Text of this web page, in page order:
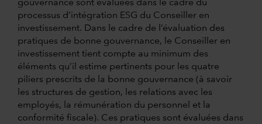
gouvernance sont évaluées dans le cadre du
processus d’intégration ESG du Conseiller en
investissement. Dans le cadre de l’évaluation des
pratiques de bonne gouvernance, le Conseiller en
investissement tient compte au minimum des
éléments qu’il estime pertinents pour les quatre
piliers prescrits de la bonne gouvernance (à savoir
les structures de gestion, les relations avec les
employés, la rémunération du personnel et la
conformité fiscale). Ces pratiques sont évaluées dans